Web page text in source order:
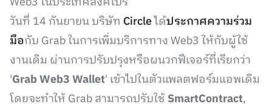
วันที่ 14 กันยายน บริษัท Circleได้ประกาศความร่วม
มือกับ Grab ในการเพิ่มบริการทาง Web3 ให้กับผู้ใช้
งานเดิม ผ่านการปรับปรุงหรือผนวกฟีเจอร์ที่เรียกว่า
'Grab Web3 Wallet' เข้าไปในตัวแพลตฟอร์มแอพเดิม
โดยจะทำให้ Grab สามารถปรับใช้SmartContract,